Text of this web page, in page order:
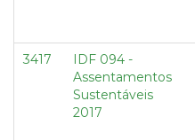
3417
IDF 094 -
Assentamentos
Sustentáveis
2017